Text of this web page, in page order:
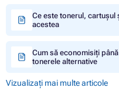
Ce este tonerul,
acestea
Cum să economisiți
tonerele alternative
Vizualizați mai multe articole